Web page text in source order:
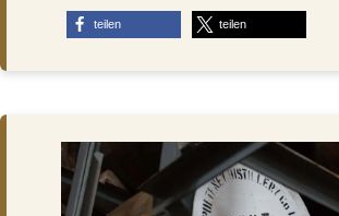
teilen teilen